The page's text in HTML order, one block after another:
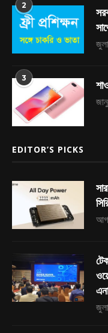
2
3
EDITOR’S PICKS